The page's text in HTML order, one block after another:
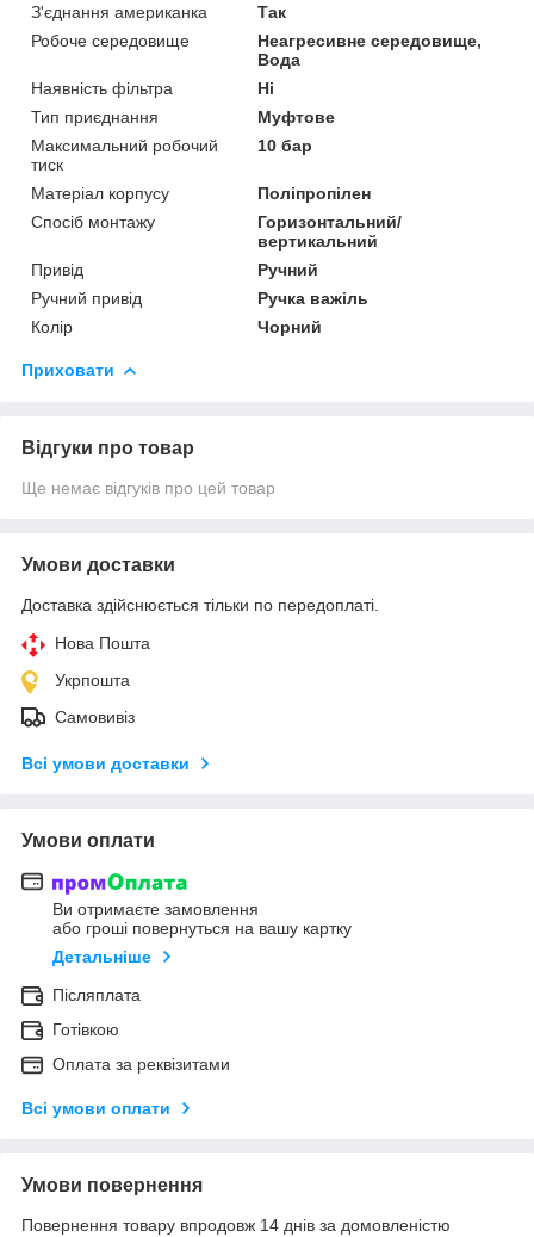
З'єднання американка
Так
Робоче середовище
Неагресивне середовище,
Вода
Наявність фільтра
Ні
Тип приєднання
Муфтове
Максимальний робочий
тиск
10 бар
Матеріал корпусу
Поліпропілен
Спосіб монтажу
Горизонтальний/
вертикальний
Привід
Ручний
Ручний привід
Ручка важіль
Колір
Чорний
Приховати
Відгуки про товар
Ще немає відгуків про цей товар
Умови доставки
Доставка здійснюється тільки по передоплаті.
Нова Пошта
Укрпошта
Самовивіз
Всі умови доставки
Умови оплати
Ви отримаєте замовлення
або гроші повернуться на вашу картку
Детальніше
Післяплата
Готівкою
Оплата за реквізитами
Всі умови оплати
Умови повернення
Повернення товару впродовж 14 днів за домовленістю